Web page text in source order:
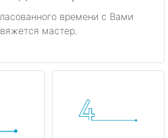
времени с Вами
мастер.